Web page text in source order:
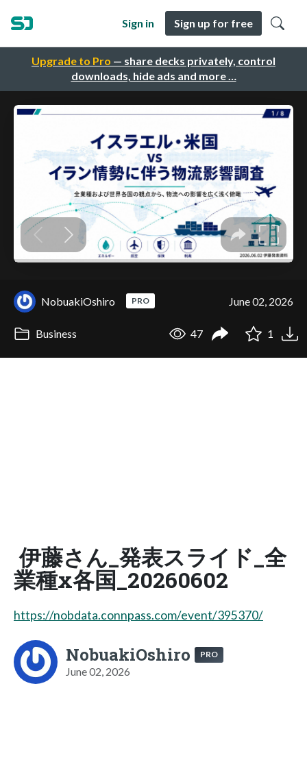
Upgrade to Pro — share decks privately, control
downloads, hide ads and more …
Sign in Sign up for free
NobuakiOshiro PRO June 02, 2026
Business 47 1
伊藤さん_発表スライド_全
業種x各国_20260602
https://nobdata.connpass.com/event/395370/
NobuakiOshiro PRO
June 02, 2026